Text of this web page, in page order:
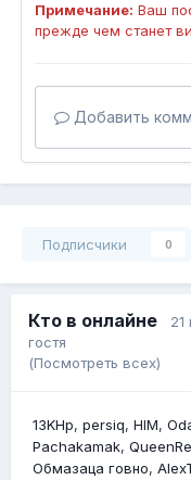
Примечание: Ваш
прежде чем станет
Добавить
Подписчики 0
Кто в онлайне 21
гостя
(Посмотреть всех)
13KHp persiq HIM
Pachakamak
Обмазаца говно